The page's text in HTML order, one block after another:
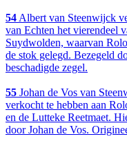
54Albert van Steenwijck
van Echten het vierendeel
Suydwolden, waarvan
de stok gelegd. Bezegeld
beschadigde zegel.
55 Johan de Vos van
verkocht te hebben aan
en de Lutteke Reetmaet.
door Johan de Vos.